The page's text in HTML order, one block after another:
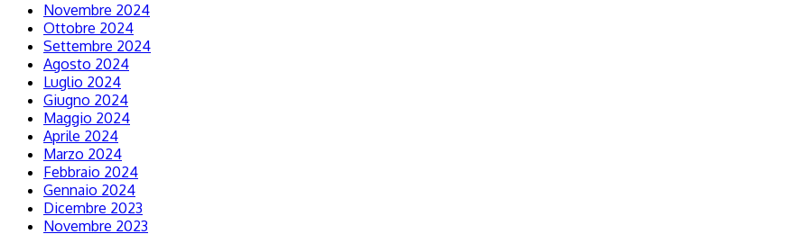
Novembre 2024
Ottobre 2024
Settembre 2024
Agosto 2024
Luglio 2024
Giugno 2024
Maggio 2024
Aprile 2024
Marzo 2024
Febbraio 2024
Gennaio 2024
Dicembre 2023
Novembre 2023